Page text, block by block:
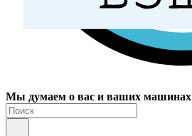
Мы думаем о вас и ваших машинах